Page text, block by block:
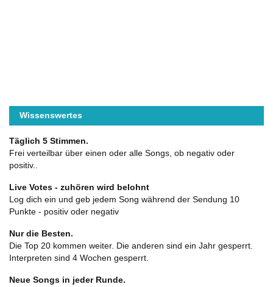
Wissenswertes
Täglich 5 Stimmen.
Frei verteilbar über einen oder alle Songs, ob negativ oder
positiv..
Live Votes - zuhören wird belohnt
Log dich ein und geb jedem Song während der Sendung 10
Punkte - positiv oder negativ
Nur die Besten.
Die Top 20 kommen weiter. Die anderen sind ein Jahr gesperrt.
Interpreten sind 4 Wochen gesperrt.
Neue Songs in jeder Runde.